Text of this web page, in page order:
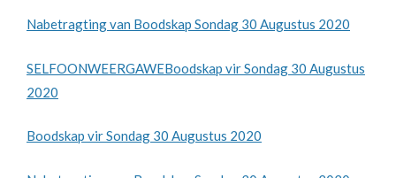
Nabetragting van Boodskap Sondag 30 Augustus 2020
SELFOONWEERGAWEBoodskap vir Sondag 30 Augustus
2020
Boodskap vir Sondag 30 Augustus 2020